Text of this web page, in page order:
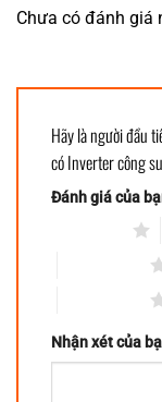
Chưa có đánh giá
Hãy là người đầu
có Inverter công
Đánh giá của
Nhận xét của